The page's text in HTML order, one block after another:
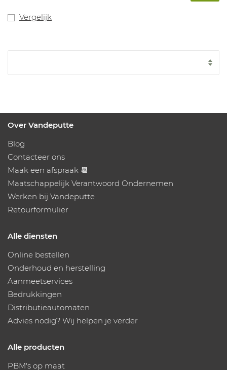
Vergelijk
Over Vandeputte
Blog
Contacteer ons
Maak een afspraak 📆
Maatschappelijk Verantwoord Ondernemen
Werken bij Vandeputte
Retourformulier
Alle diensten
Online bestellen
Onderhoud en herstelling
Aanmeetservices
Bedrukkingen
Distributieautomaten
Advies nodig? Wij helpen je verder
Alle producten
PBM's op maat